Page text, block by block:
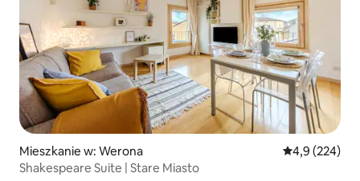
Mieszkanie w: Werona Średnia
4,9 (224)
Shakespeare Suite | Stare Miasto